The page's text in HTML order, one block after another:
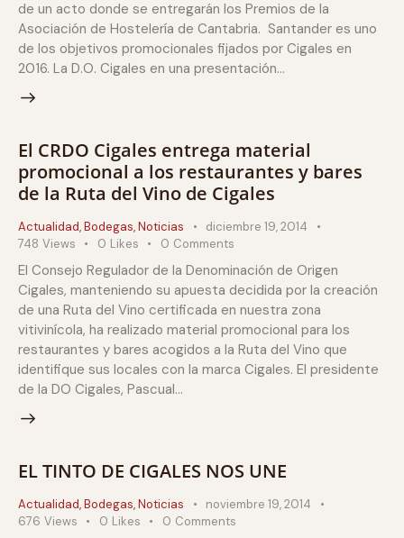
de un acto donde se entregarán los Premios de la
Asociación de Hostelería de Cantabria. Santander es uno
de los objetivos promocionales fijados por Cigales en
2016. La D.O. Cigales en una presentación…
El CRDO Cigales entrega material
promocional a los restaurantes y bares
de la Ruta del Vino de Cigales
Actualidad,Bodegas,Noticias
diciembre 19, 2014
748 Views 0 Likes 0 Comments
El Consejo Regulador de la Denominación de Origen
Cigales, manteniendo su apuesta decidida por la creación
de una Ruta del Vino certificada en nuestra zona
vitivinícola, ha realizado material promocional para los
restaurantes y bares acogidos a la Ruta del Vino que
identifique sus locales con la marca Cigales. El presidente
de la DO Cigales, Pascual…
EL TINTO DE CIGALES NOS UNE
Actualidad,Bodegas,Noticias
noviembre 19, 2014
676 Views 0 Likes 0 Comments